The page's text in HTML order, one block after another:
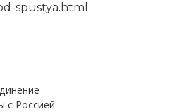
spustya.html
с Россией